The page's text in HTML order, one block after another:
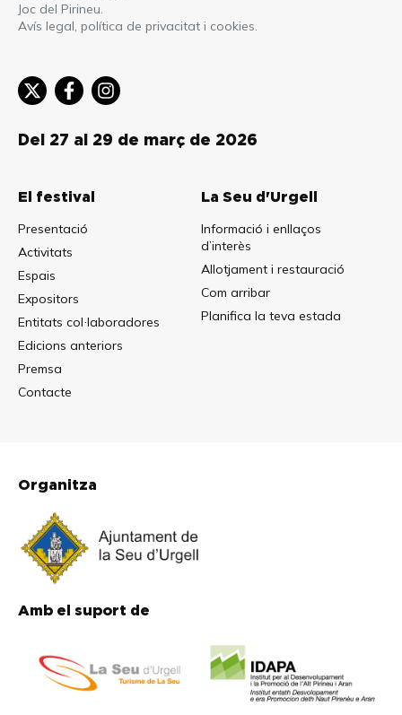
Joc del Pirineu.
Avís legal, política de privacitat i cookies.
Del 27 al 29 de març de 2026
El festival
Presentació
Activitats
Espais
Expositors
Entitats col·laboradores
Edicions anteriors
Premsa
Contacte
La Seu d'Urgell
Informació i enllaços
d’interès
Allotjament i restauració
Com arribar
Planifica la teva estada
Organitza
Amb el suport de